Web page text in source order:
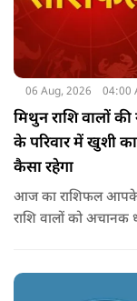
06 Aug, 2026 04:00
मिथुन राशि वालों
के परिवार में खुशी
कैसा रहेगा
आज का राशिफल
राशि वालों को
सकता है.